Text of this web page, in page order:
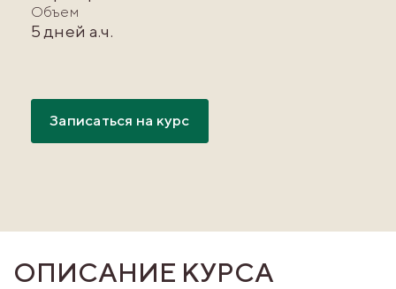
Объем
5 дней а.ч.
Записаться на курс
ОПИСАНИЕ КУРСА